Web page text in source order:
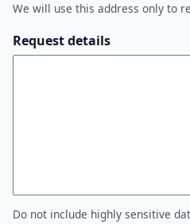
We will use this address only to
Request details
Do not include highly sensitive